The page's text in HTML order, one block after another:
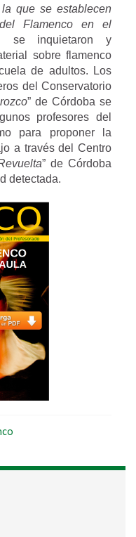
que se establecen
Flamenco en el
se inquietaron y
sobre flamenco
de adultos. Los
del Conservatorio
” de Córdoba se
profesores del
para proponer la
a través del Centro
” de Córdoba
detectada.